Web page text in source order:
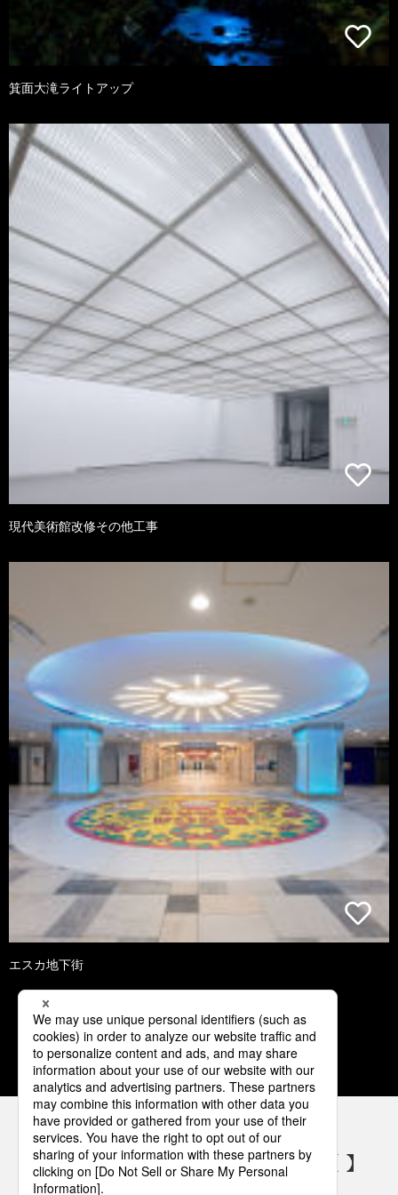
箕面大滝ライトアップ
現代美術館改修その他工事
エスカ地下街
2 3 4 5 6
パナソニックの電気設備 SNSアカウント